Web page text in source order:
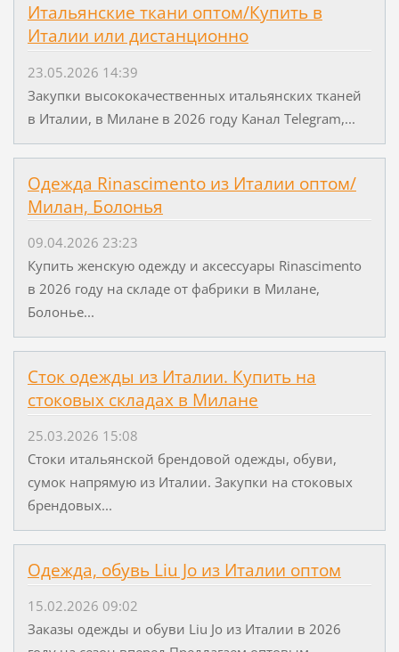
Итальянские ткани оптом/Купить в
Италии или дистанционно
23.05.2026 14:39
Закупки высококачественных итальянских тканей
в Италии, в Милане в 2026 году Канал Telegram,...
Одежда Rinascimento из Италии оптом/
Милан, Болонья
09.04.2026 23:23
Купить женскую одежду и аксессуары Rinascimento
в 2026 году на складе от фабрики в Милане,
Болонье...
Сток одежды из Италии. Купить на
стоковых складах в Милане
25.03.2026 15:08
Стоки итальянской брендовой одежды, обуви,
сумок напрямую из Италии. Закупки на стоковых
брендовых...
Одежда, обувь Liu Jo из Италии оптом
15.02.2026 09:02
Заказы одежды и обуви Liu Jo из Италии в 2026